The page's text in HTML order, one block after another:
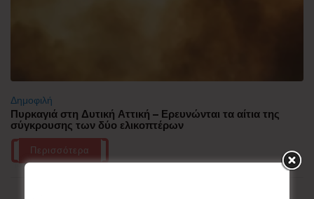
Δημοφιλή
Πυρκαγιά στη Δυτική Αττική – Ερευνώνται τα αίτια της
σύγκρουσης των δύο ελικοπτέρων
Περισσότερα